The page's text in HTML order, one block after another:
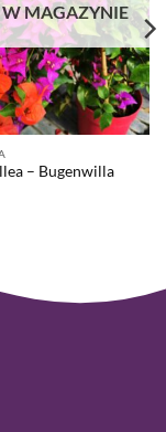
W MAGAZYNIE
– Bugenwilla